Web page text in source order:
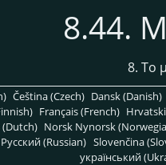
8.44.
8. Το
Čeština (Czech) Dansk (Danish)
Français (French)
Norsk Nynorsk
Pусский (Russian) Slovenčina
український